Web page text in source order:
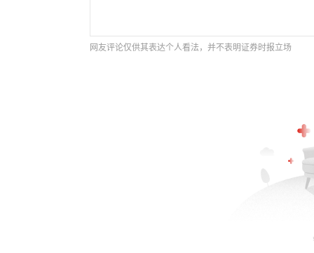
网友评论仅供其表达个人看法，并不表明证券时报立场